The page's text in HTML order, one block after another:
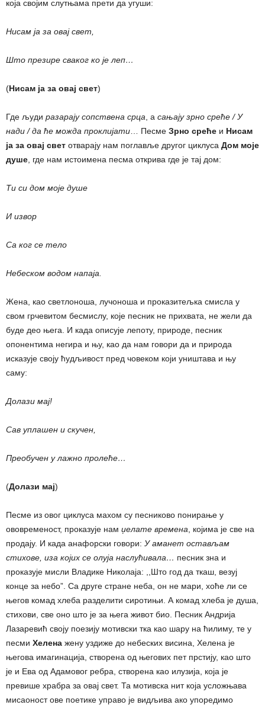
која својим слутњама прети да угуши:
Нисам ја за овај свет,
Што презире сваког ко је леп…
(Нисам ја за овај свет)
Где људи разарају сопствена срца , а сањају зрно среће / У
нади / да ће можда проклијати … Песме Зрно среће и Нисам
ја за овај свет отварају нам поглавље другог циклуса Дом моје
душе , где нам истоимена песма открива где је тај дом:
Ти си дом моје душе
И извор
Са ког се тело
Небеском водом напаја.
Жена, као светлоноша, лучоноша и проказитељка смисла у
свом грчевитом бесмислу, које песник не прихвата, не жели да
буде део њега. И када описује лепоту, природе, песник
опонентима негира и њу, као да нам говори да и природа
исказује своју ћудљивост пред човеком који уништава и њу
саму:
Долази мај!
Сав уплашен и скучен,
Преобучен у лажно пролеће…
(Долази мај)
Песме из овог циклуса махом су песниково понирање у
ововременост, проказује нам џелате времена , којима је све на
продају. И када анафорски говори: У аманет остављам
стихове, иза којих се олуја наслућивала… песник зна и
проказује мисли Владике Николаја: ,,Што год да ткаш, везуј
конце за небо”. Са друге стране неба, он не мари, хоће ли се
његов комад хлеба разделити сиротињи. А комад хлеба је душа,
стихови, све оно што је за њега живот био. Песник Андрија
Лазаревић своју поезију мотивски тка као шару на ћилиму, те у
песми Хелена жену уздиже до небеских висина, Хелена је
његова имагинација, створена од његових пет прстију, као што
је и Ева од Адамовог ребра, створена као илузија, која је
превише храбра за овај свет. Та мотивска нит која усложњава
мисаоност ове поетике управо је видљива ако упоредимо